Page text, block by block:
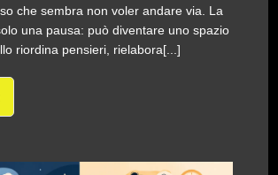
che sembra non voler andare via. La
una pausa: può diventare uno spazio
riordina pensieri, rielabora[...]